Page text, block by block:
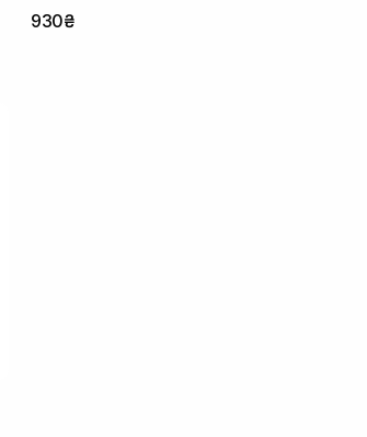
930₴